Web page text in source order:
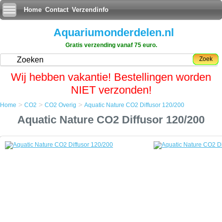
Home Contact Verzendinfo
Aquariumonderdelen.nl
Gratis verzending vanaf 75 euro.
Zoek
Wij hebben vakantie! Bestellingen worden
NIET verzonden!
CO2
Aquatic Nature CO2 Diffusor 120/200
Home > CO2 > CO2 Overig > Aquatic Nature CO2 Diffusor 120/200
Aquatic Nature CO2 Diffusor 120/200